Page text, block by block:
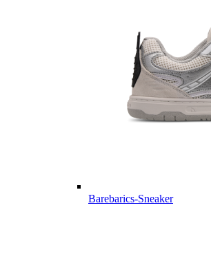
Barebarics-Sneaker